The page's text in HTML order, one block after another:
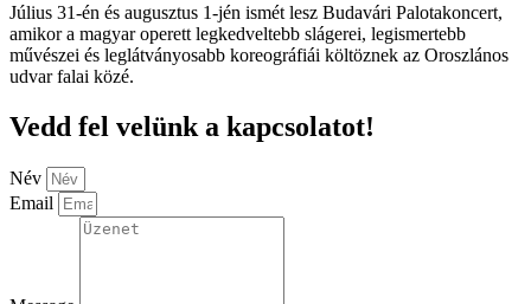
Július 31-én és augusztus 1-jén ismét lesz Budavári Palotakoncert,
amikor a magyar operett legkedveltebb slágerei, legismertebb
művészei és leglátványosabb koreográfiái költöznek az Oroszlános
udvar falai közé.
Vedd fel velünk a kapcsolatot!
Név
Email